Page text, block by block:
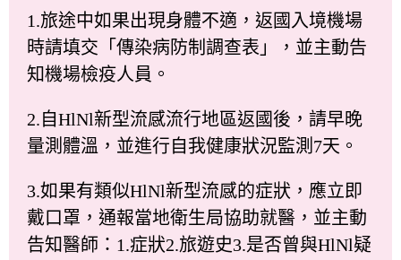
1.旅途中如果出現身體不適，返國入境機場
時請填交「傳染病防制調查表」，並主動告
知機場檢疫人員。
2.自HlNl新型流感流行地區返國後，請早晚
量測體溫，並進行自我健康狀況監測7天。
3.如果有類似HlNl新型流感的症狀，應立即
戴口罩，通報當地衛生局協助就醫，並主動
告知醫師：1.症狀2.旅遊史3.是否曾與HlNl疑